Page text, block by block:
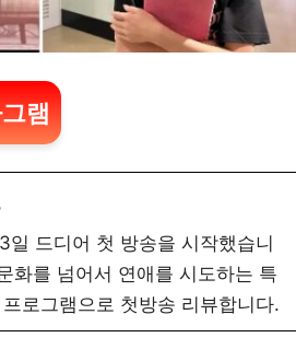
램
일 드디어 첫 방송을 시작했습니
화를 넘어서 연애를 시도하는 특
로그램으로 첫방송 리뷰합니다.